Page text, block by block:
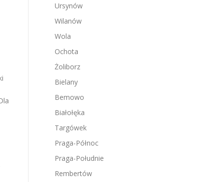
Ursynów
Wilanów
Wola
Ochota
Żoliborz
Bielany
Bemowo
Białołęka
Targówek
Praga-Północ
Praga-Południe
Rembertów